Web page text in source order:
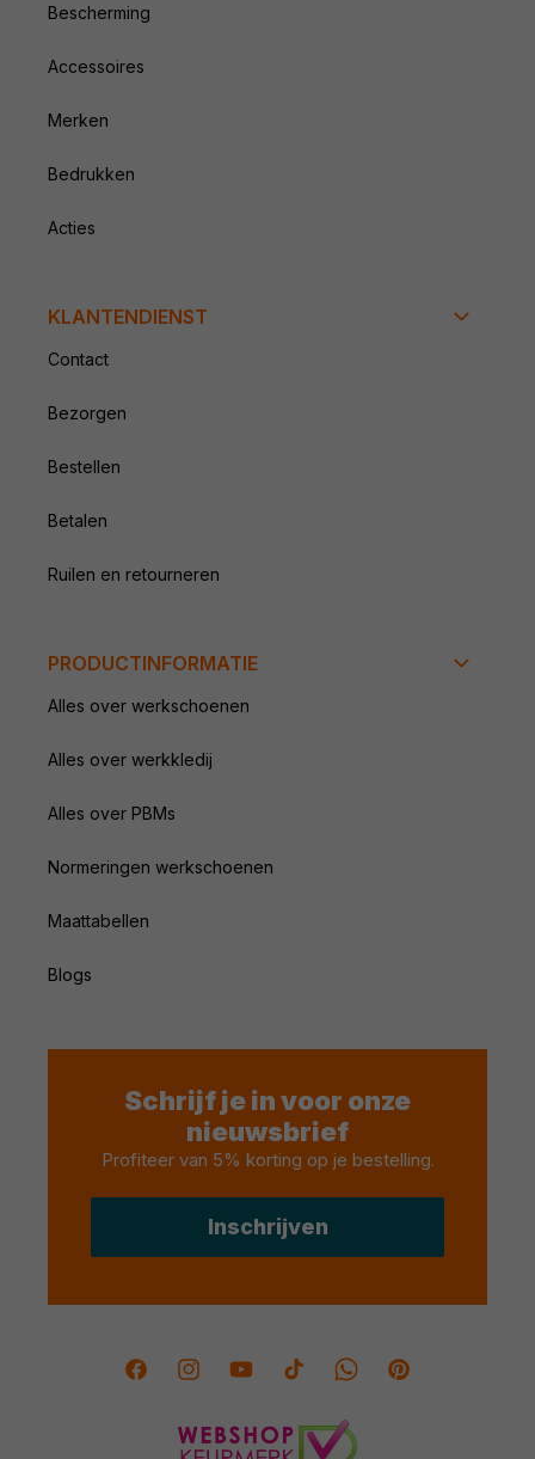
Bescherming
Accessoires
Merken
Bedrukken
Acties
KLANTENDIENST
Contact
Bezorgen
Bestellen
Betalen
Ruilen en retourneren
PRODUCTINFORMATIE
Alles over werkschoenen
Alles over werkkledij
Alles over PBMs
Normeringen werkschoenen
Maattabellen
Blogs
Schrijf je in voor onze
nieuwsbrief
Profiteer van 5% korting op je bestelling.
Inschrijven
FacebookInstagramYouTubeTikTok Twitter Pinterest